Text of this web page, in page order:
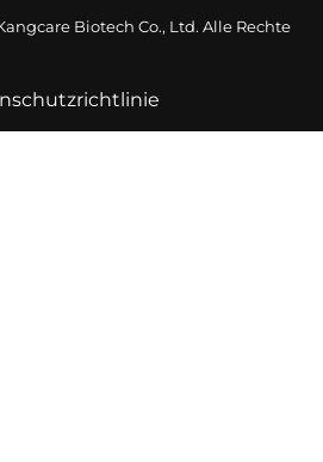
Biotech Co., Ltd. Alle Rechte